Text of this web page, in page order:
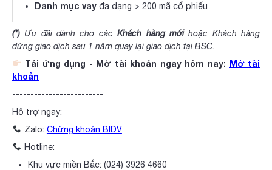
Danh mục vay đa dạng > 200 mã cổ phiếu
(*) Ưu đãi dành cho cácKhách hàng mớihoặc Khách hàng
dừng giao dịch sau 1 năm quay lại giao dịch tại BSC.
Tải ứng dụng - Mở tài khoản ngay hôm nay: Mở tài
khoản
-------------------------
Hỗ trợ ngay:
Zalo: Chứng khoán BIDV
Hotline:
Khu vực miền Bắc: (024) 3926 4660